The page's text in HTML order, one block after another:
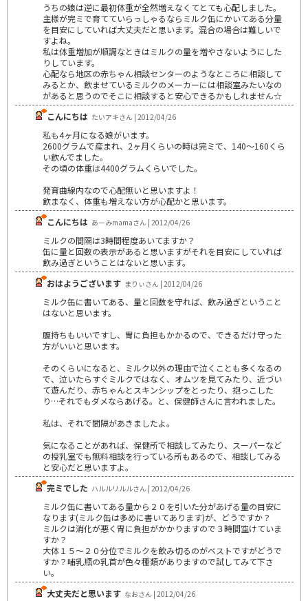
うちの娘は逆に最初体重が全然増えなくてとても心配しました。
主様が完ミで育てていらっしゃるならミルク缶にかいてある分量
を目安にしていれば大丈夫だと思います。混合の場合は難しいで
すよね。
私は体重増加が順調なときはミルクの量を増やさないようにした
りしています。
心配なら地区の赤ちゃん相談センターのようなところに相談して
みるとか、飲ませているミルクのメーカーには相談室みたいなの
があると思うのでそこに相談すると安心できるかもしれません☆
こんにちは たいアキさん | 2012/04/26
私も4ヶ月になる娘がいます。
2600グラムで産まれ、2ヶ月くらいの時は完ミで、140～160くら
い飲んでました。
その頃の体重は4400グラムくらいでした。
発育曲線内なので心配無いと思いますよ！
飲まなく、体重も増えない方が心配かと思います。
こんにちは あーみmamaさん | 2012/04/26
ミルクの間隔は3時間程度あいてますか？
缶に量と回数の表示があると思いますがそれを目安にしていれば
飲み過ぎということはないと思います。
おはようございます まりぃさん | 2012/04/26
ミルク缶に書いてある、量と回数を守れば、飲み過ぎということ
はないと思います。
腹持ちもいいですし、胃に負担もかかるので、できるだけ守った
方がいいと思います。
そのくらいになると、ミルク以外の理由で泣くことも多くなるの
で、泣いたらすぐミルクではなく、オムツを見てみたり、近づい
て遊んだり、赤ちゃんとスキンシップをとったり、抱っこした
り…それでもダメならあげる。と、保健師さんに言われました。
私は、それで間隔があきましたよ。
気になることがあれば、保健所で相談してみたり、スーパーなど
の授乳室でも無料相談を行っている所もあるので、相談してみる
と安心だと思いますよ。
完ミでした ハルルリルルさん | 2012/04/26
ミルク缶に書いてある量から２０を引いた分があげる量の目安に
なります(ミルク缶は多めに書いてあります)が、どうですか？
ミルクは消化が悪く胃に負担がかかりますので３時間空けていま
すか？
大体１５～２０分位でミルクを飲み切るのがベストですがどうで
すか？哺乳瓶の乳首が色々種類がありますので試してみて下さ
い。
大丈夫だと思います なおさん | 2012/04/26